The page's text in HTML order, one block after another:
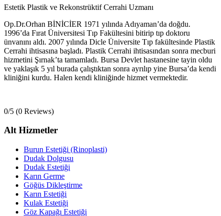
Estetik Plastik ve Rekonstrüktif Cerrahi Uzmanı
Op.Dr.Orhan BİNİCİER 1971 yılında Adıyaman’da doğdu.
1996’da Fırat Üniversitesi Tıp Fakültesini bitirip tıp doktoru
ünvanını aldı. 2007 yılında Dicle Üniversite Tıp fakültesinde Plastik
Cerrahi ihtisasına başladı. Plastik Cerrahi ihtisasından sonra mecburi
hizmetini Şırnak’ta tamamladı. Bursa Devlet hastanesine tayin oldu
ve yaklaşık 5 yıl burada çalıştıktan sonra ayrılıp yine Bursa’da kendi
kliniğini kurdu. Halen kendi kliniğinde hizmet vermektedir.
0/5 (0 Reviews)
Alt Hizmetler
Burun Estetiği (Rinoplasti)
Dudak Dolgusu
Dudak Estetiği
Karın Germe
Göğüs Dikleştirme
Karın Estetiği
Kulak Estetiği
Göz Kapağı Estetiği